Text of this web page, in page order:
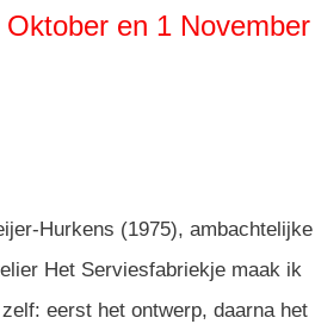
en 1 November
Hurkens (1975), ambachtelijke
Het Serviesfabriekje maak ik
eerst het ontwerp, daarna het